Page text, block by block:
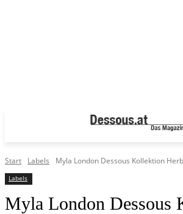
Start Labels Myla London Dessous Kollektion
Labels
Myla London Dessous